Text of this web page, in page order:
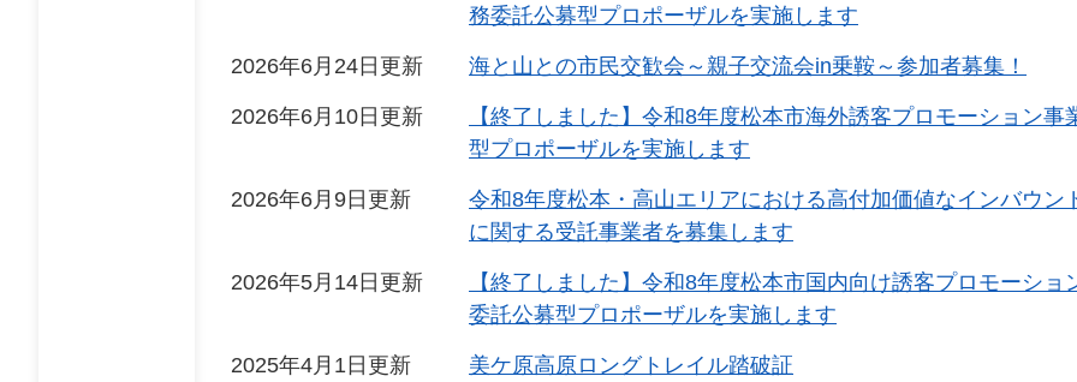
務委託公募型プロポーザルを実施します
2026年6月24日更新 海と山との市民交歓会～親子交流会in乗鞍～参加者募集！
2026年6月10日更新
【終了しました】令和8年度松本市海外誘客プロモーション事
型プロポーザルを実施します
2026年6月9日更新
令和8年度松本・高山エリアにおける高付加価値なインバウン
に関する受託事業者を募集します
2026年5月14日更新
【終了しました】令和8年度松本市国内向け誘客プロモーショ
委託公募型プロポーザルを実施します
2025年4月1日更新 美ケ原高原ロングトレイル踏破証